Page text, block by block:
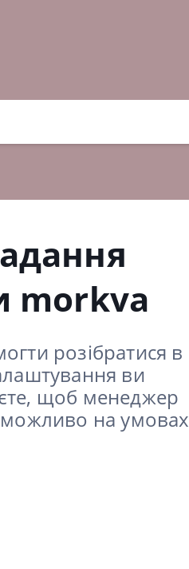
morkva
розібратися в
ви
щоб менеджер
можливо на умовах